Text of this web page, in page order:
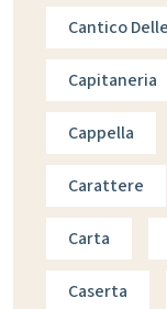
Cantico
Capitaneria
Cappella
Carattere
Carta
Caserta